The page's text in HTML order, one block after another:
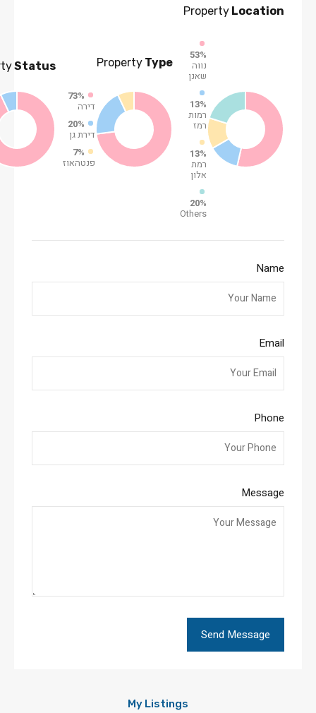
Property Location
53%
נווה
שאנן
13%
רמות
רמז
13%
רמת
אלון
20%
Others
Property Type
73%
דירה
20%
דירת גן
7%
פנטהאוז
Status
Name
Email
Phone
Message
My Listings